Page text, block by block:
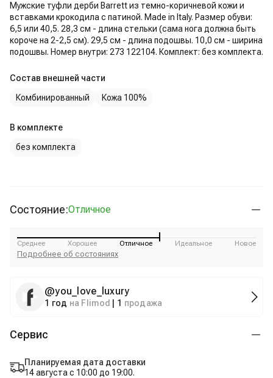
Мужские туфли дерби Barrett из темно-коричневой кожи и
вставками крокодила с патиной. Made in Italy. Размер обуви:
6,5 или 40,5. 28,3 см - длина стельки (сама нога должна быть
короче на 2-2,5 см). 29,5 см - длина подошвы. 10,0 см - ширина
подошвы. Номер внутри: 273 122104. Комплект: без комплекта.
Состав внешней части
Комбинированный
Кожа 100%
В комплекте
без комплекта
Состояние:Отличное
Среднее Хорошее Отличное Идеальное Новое
Подробнее об состояниях
@you_love_luxury
1 год на Flimod 1 продажа
Сервис
Планируемая дата доставки
14 августа с 10:00 до 19:00.